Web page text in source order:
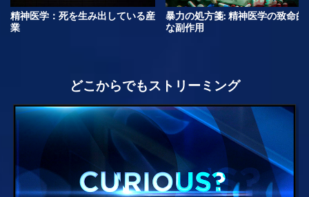
精神医学：死を生み出している産
業
暴力の処方箋: 精神医学の致命的
な副作用
どこからでもストリーミング